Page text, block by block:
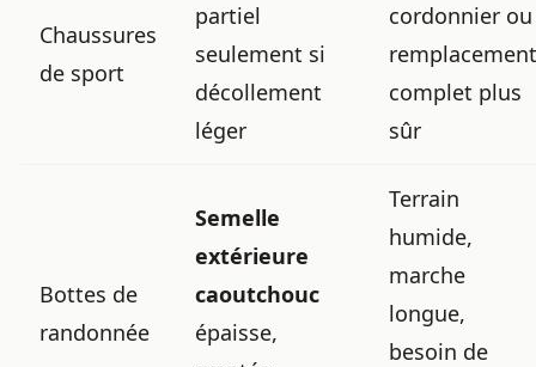
Chaussures
de sport
partiel
seulement si
décollement
léger
cordonnier ou
remplacement
complet plus
sûr
Bottes de
randonnée
Semelle
extérieure
caoutchouc
épaisse,
Terrain
humide,
marche
longue,
besoin de